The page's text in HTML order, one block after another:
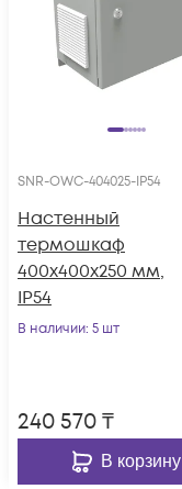
SNR-OWC-404025-IP54
Настенный
термошкаф
400x400x250 мм,
IP54
В наличии: 5 шт
240 570₸
В корзину